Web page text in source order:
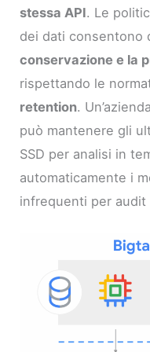
stessa API. Le
dei dati consentono
conservazione e la
rispettando le
retention.
può mantenere gli
SSD per analisi in
automaticamente i
infrequenti per audit